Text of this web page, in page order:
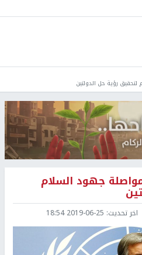
رؤية حل الدولتين
جهود السلام
اخر تحديث: 2019-06-25 18:54